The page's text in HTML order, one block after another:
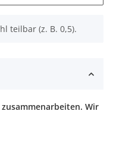
teilbar (z. B. 0,5).
Wir